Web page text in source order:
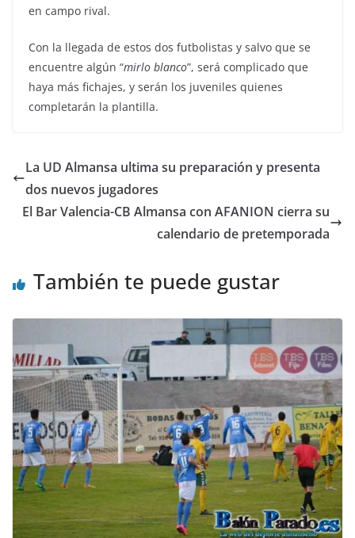
en campo rival.
Con la llegada de estos dos futbolistas y salvo que se
encuentre algún “mirlo blanco”, será complicado que
haya más fichajes, y serán los juveniles quienes
completarán la plantilla.
La UD Almansa ultima su preparación y presenta
dos nuevos jugadores
El Bar Valencia-CB Almansa con AFANION cierra su
calendario de pretemporada
También te puede gustar